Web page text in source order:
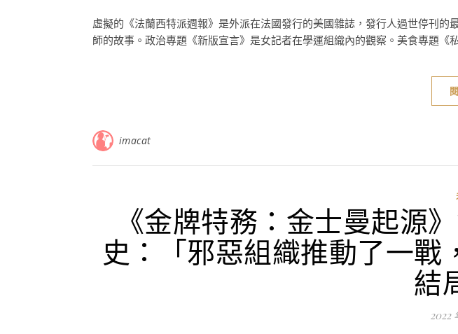
虛擬的《法蘭西特派週報》是外派在法國發行的美國雜誌，發行人過世停刊
師的故事。政治專題《新版宣言》是女記者在學運組織內的觀察。美食專題《
imacat
《金牌特務：金士曼起源
史：「邪惡組織推動了一
結
2022